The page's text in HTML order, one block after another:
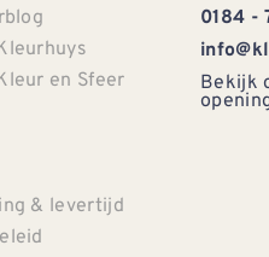
en Sfeer
& levertijd
0184 -
Bekijk